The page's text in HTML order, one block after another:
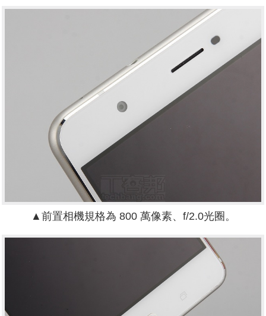
▲前置相機規格為 800 萬像素、f/2.0光圈。